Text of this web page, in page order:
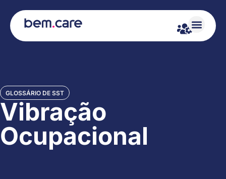
GLOSSÁRIO DE SST
Vibração
Ocupacional